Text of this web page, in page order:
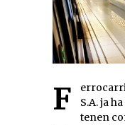
Ferrocarril Metropolità de Barcelona S.A. ja
tenen